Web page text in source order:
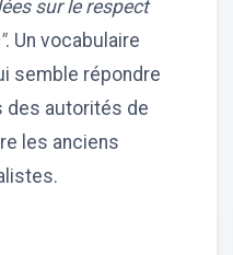
sur le respect
. Un vocabulaire
semble répondre
des autorités de
les anciens